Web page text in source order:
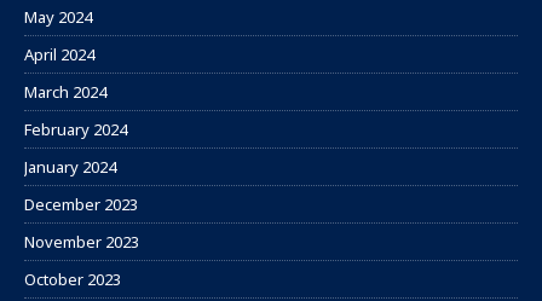
May 2024
April 2024
March 2024
February 2024
January 2024
December 2023
November 2023
October 2023